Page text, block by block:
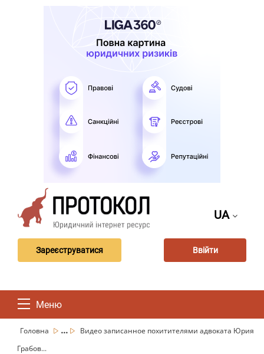
UA
Зареєструватися Ввійти
Меню
Головна ...
Видео записанное похитителями адвоката Юрия
Грабов...